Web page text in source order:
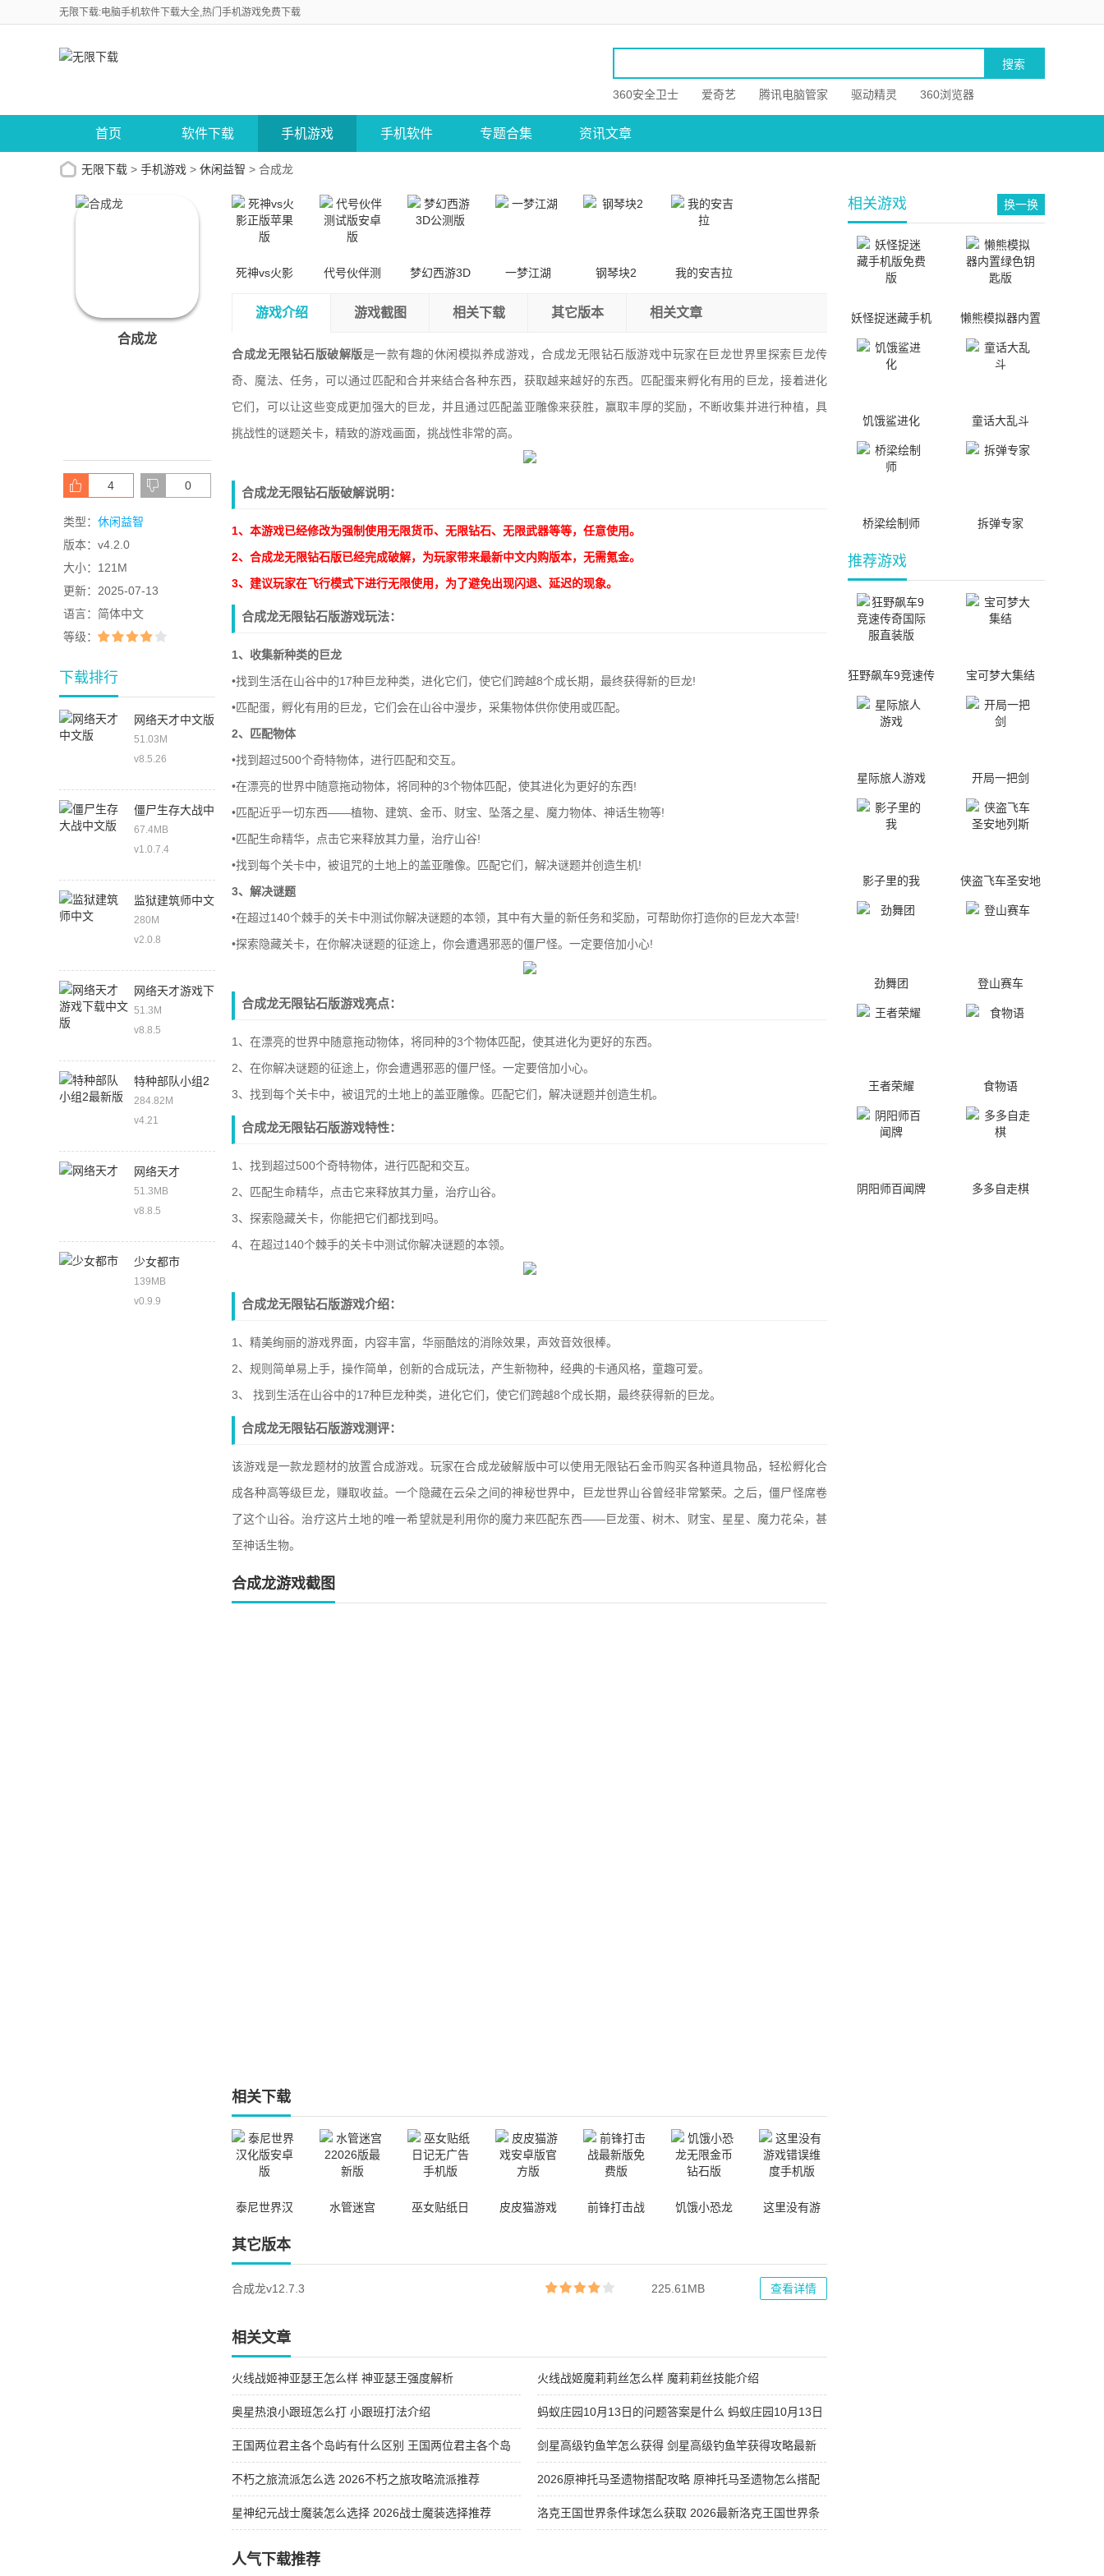
无限下载:电脑手机软件下载大全,热门手机游戏免费下载
360安全卫士 爱奇艺 腾讯电脑管家 驱动精灵 360浏览器
首页 软件下载 手机游戏 手机软件 专题合集 资讯文章
无限下载 > 手机游戏 > 休闲益智 > 合成龙
合成龙
4 0
类型： 休闲益智
版本： v4.2.0
大小： 121M
更新： 2025-07-13
语言： 简体中文
等级：
下载排行
网络天才中文版
51.03M
v8.5.26
僵尸生存大战中
文版
67.4MB
v1.0.7.4
监狱建筑师中文
280M
v2.0.8
网络天才游戏下
载中文版
51.3M
v8.8.5
特种部队小组2
最新版
284.82M
v4.21
网络天才
51.3MB
v8.8.5
少女都市
139MB
v0.9.9
死神vs火影
代号伙伴测
梦幻西游3D
一梦江湖 钢琴块2 我的安吉拉
游戏介绍 游戏截图 相关下载 其它版本 相关文章
合成龙无限钻石版破解版是一款有趣的休闲模拟养成游戏，合成龙无限钻石版游戏中玩家在巨龙世界里探索巨龙传
奇、魔法、任务，可以通过匹配和合并来结合各种东西，获取越来越好的东西。匹配蛋来孵化有用的巨龙，接着进化
它们，可以让这些变成更加强大的巨龙，并且通过匹配盖亚雕像来获胜，赢取丰厚的奖励，不断收集并进行种植，具
挑战性的谜题关卡，精致的游戏画面，挑战性非常的高。
合成龙无限钻石版破解说明：
1、本游戏已经修改为强制使用无限货币、无限钻石、无限武器等等，任意使用。
2、合成龙无限钻石版已经完成破解，为玩家带来最新中文内购版本，无需氪金。
3、建议玩家在飞行模式下进行无限使用，为了避免出现闪退、延迟的现象。
合成龙无限钻石版游戏玩法：
1、收集新种类的巨龙
•找到生活在山谷中的17种巨龙种类，进化它们，使它们跨越8个成长期，最终获得新的巨龙!
•匹配蛋，孵化有用的巨龙，它们会在山谷中漫步，采集物体供你使用或匹配。
2、匹配物体
•找到超过500个奇特物体，进行匹配和交互。
•在漂亮的世界中随意拖动物体，将同种的3个物体匹配，使其进化为更好的东西!
•匹配近乎一切东西——植物、建筑、金币、财宝、坠落之星、魔力物体、神话生物等!
•匹配生命精华，点击它来释放其力量，治疗山谷!
•找到每个关卡中，被诅咒的土地上的盖亚雕像。匹配它们，解决谜题并创造生机!
3、解决谜题
•在超过140个棘手的关卡中测试你解决谜题的本领，其中有大量的新任务和奖励，可帮助你打造你的巨龙大本营!
•探索隐藏关卡，在你解决谜题的征途上，你会遭遇邪恶的僵尸怪。一定要倍加小心!
合成龙无限钻石版游戏亮点：
1、在漂亮的世界中随意拖动物体，将同种的3个物体匹配，使其进化为更好的东西。
2、在你解决谜题的征途上，你会遭遇邪恶的僵尸怪。一定要倍加小心。
3、找到每个关卡中，被诅咒的土地上的盖亚雕像。匹配它们，解决谜题并创造生机。
合成龙无限钻石版游戏特性：
1、找到超过500个奇特物体，进行匹配和交互。
2、匹配生命精华，点击它来释放其力量，治疗山谷。
3、探索隐藏关卡，你能把它们都找到吗。
4、在超过140个棘手的关卡中测试你解决谜题的本领。
合成龙无限钻石版游戏介绍：
1、精美绚丽的游戏界面，内容丰富，华丽酷炫的消除效果，声效音效很棒。
2、规则简单易上手，操作简单，创新的合成玩法，产生新物种，经典的卡通风格，童趣可爱。
3、 找到生活在山谷中的17种巨龙种类，进化它们，使它们跨越8个成长期，最终获得新的巨龙。
合成龙无限钻石版游戏测评：
该游戏是一款龙题材的放置合成游戏。玩家在合成龙破解版中可以使用无限钻石金币购买各种道具物品，轻松孵化合
成各种高等级巨龙，赚取收益。一个隐藏在云朵之间的神秘世界中，巨龙世界山谷曾经非常繁荣。之后，僵尸怪席卷
了这个山谷。治疗这片土地的唯一希望就是利用你的魔力来匹配东西——巨龙蛋、树木、财宝、星星、魔力花朵，甚
至神话生物。
合成龙游戏截图
相关下载
泰尼世界汉
水管迷宫
巫女贴纸日
皮皮猫游戏
前锋打击战
饥饿小恐龙
这里没有游
其它版本
合成龙v12.7.3 225.61MB 查看详情
相关文章
火线战姬神亚瑟王怎么样 神亚瑟王强度解析 火线战姬魔莉莉丝怎么样 魔莉莉丝技能介绍
奥星热浪小跟班怎么打 小跟班打法介绍 蚂蚁庄园10月13日的问题答案是什么 蚂蚁庄园10月13日
答案最新分享
王国两位君主各个岛屿有什么区别 王国两位君主各个岛
屿的异同
剑星高级钓鱼竿怎么获得 剑星高级钓鱼竿获得攻略最新
2026
不朽之旅流派怎么选 2026不朽之旅攻略流派推荐 2026原神托马圣遗物搭配攻略 原神托马圣遗物怎么搭配
星神纪元战士魔装怎么选择 2026战士魔装选择推荐 洛克王国世界条件球怎么获取 2026最新洛克王国世界条
人气下载推荐
相关游戏 换一换
妖怪捉迷藏手机
懒熊模拟器内置
饥饿鲨进化 童话大乱斗
桥梁绘制师 拆弹专家
推荐游戏
狂野飙车9竞速传
宝可梦大集结
星际旅人游戏 开局一把剑
影子里的我
侠盗飞车圣安地
劲舞团 登山赛车
王者荣耀 食物语
阴阳师百闻牌 多多自走棋